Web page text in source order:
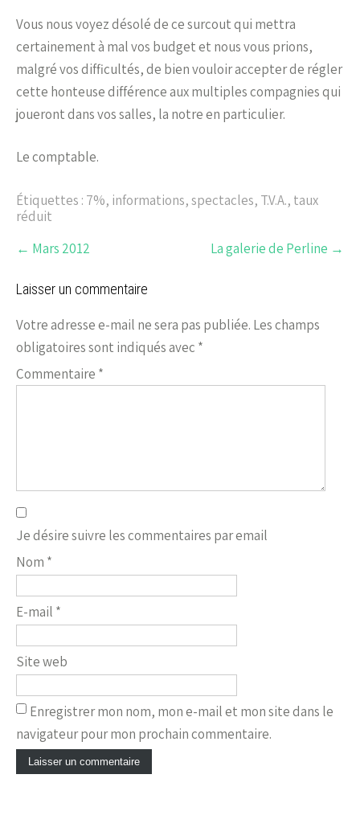
Vous nous voyez désolé de ce surcout qui mettra
certainement à mal vos budget et nous vous prions,
malgré vos difficultés, de bien vouloir accepter de régler
cette honteuse différence aux multiples compagnies qui
joueront dans vos salles, la notre en particulier.
Le comptable.
Étiquettes : 7%, informations,spectacles, T.V.A., taux
réduit
← Mars 2012 La galerie de Perline →
Laisser un commentaire
Votre adresse e-mail ne sera pas publiée. Les champs
obligatoires sont indiqués avec *
Commentaire *
Je désire suivre les commentaires par email
Nom *
E-mail *
Site web
Enregistrer mon nom, mon e-mail et mon site dans le
navigateur pour mon prochain commentaire.